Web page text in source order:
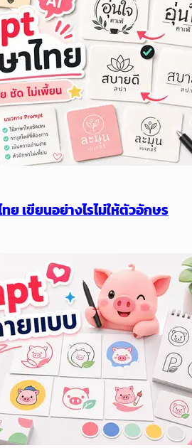
ย เขียนอย่างไรไม่ให้ตัวอักษร